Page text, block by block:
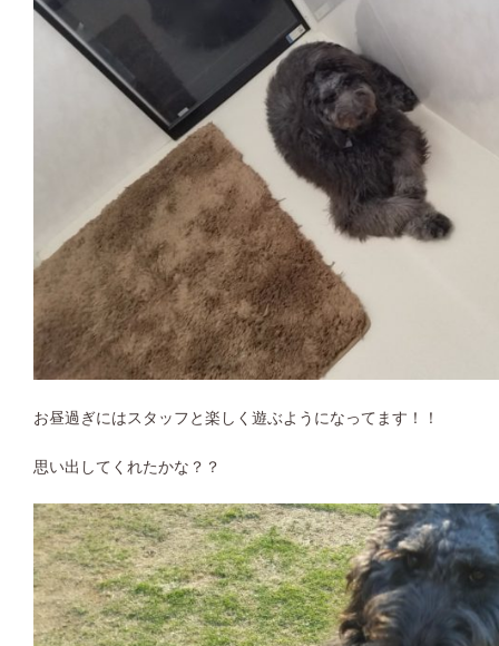
お昼過ぎにはスタッフと楽しく遊ぶようになってます！！
思い出してくれたかな？？